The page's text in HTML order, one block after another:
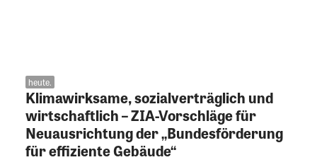
heute.
Klimawirksame, sozialverträglich und
wirtschaftlich – ZIA-Vorschläge für
Neuausrichtung der „Bundesförderung
für effiziente Gebäude“